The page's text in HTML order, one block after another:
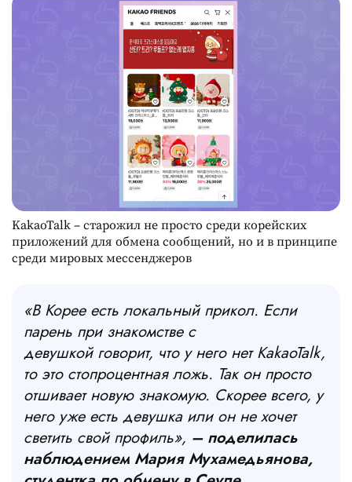
KakaoTalk – старожил не просто среди корейских
приложений для обмена сообщений, но и в принципе
среди мировых мессенджеров
«В Корее есть локальный прикол. Если
парень при знакомстве с
девушкой говорит, что у него нет KakaoTalk,
то это стопроцентная ложь. Так он просто
отшивает новую знакомую. Скорее всего, у
него уже есть девушка или он не хочет
светить свой профиль», – поделилась
наблюдением Мария Мухамедьянова,